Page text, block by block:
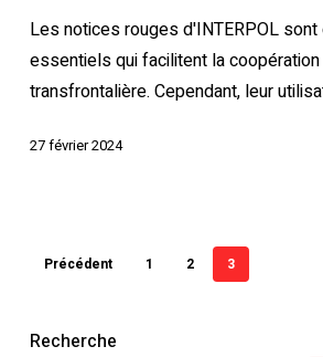
rouges
INTERPOL
Les notices rouges d'INTERPOL
essentiels qui facilitent la
transfrontalière. Cependant, leur
27 février 2024
Précédent 1 2 3
Recherche